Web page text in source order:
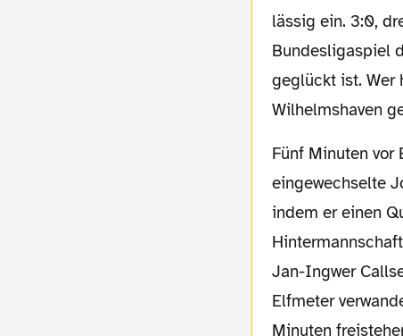
lässig ein. 3:0,
Bundesligaspiel
geglückt ist. Wer
Wilhelmshaven
Fünf Minuten vor Ende des Spiels zeigte der
eingewechselte
indem er einen
Jan-Ingwer
Elfmeter
Minuten